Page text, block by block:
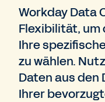
Workday Data
Flexibilität, um
Ihre
zu wählen.
Daten aus den
Ihrer